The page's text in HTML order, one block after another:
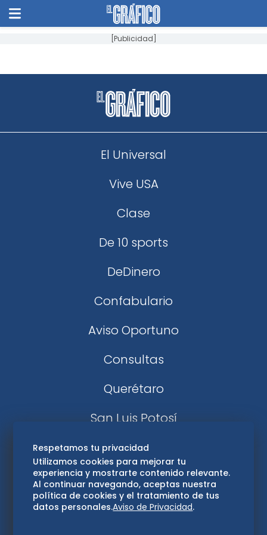
[Publicidad]
El Universal
Vive USA
Clase
De 10 sports
DeDinero
Confabulario
Aviso Oportuno
Consultas
Querétaro
San Luis Potosí
Edomex
Consultas
Hidalgo
Respetamos tu privacidad
Utilizamos cookies para mejorar tu
experiencia y mostrarte contenido relevante.
Al continuar navegando, aceptas nuestra
política de cookies y el tratamiento de tus
datos personales.Aviso de Privacidad.